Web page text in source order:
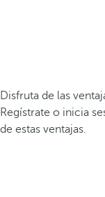
Disfruta de las
Regístrate o inicia
de estas ventajas.